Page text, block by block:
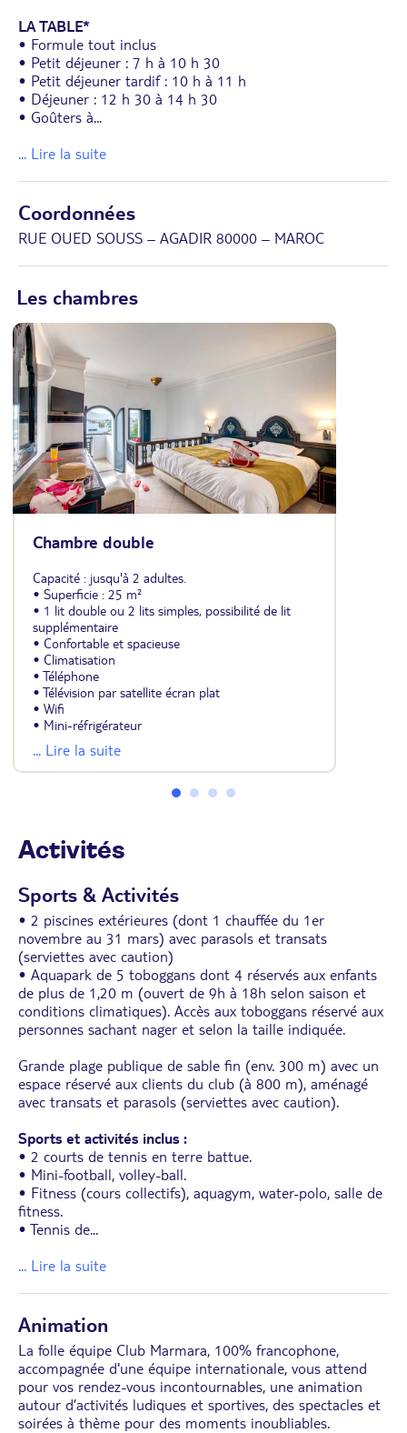
LA TABLE*
• Formule tout inclus
• Petit déjeuner : 7 h à 10 h 30
• Petit déjeuner tardif : 10 h à 11 h
• Déjeuner : 12 h 30 à 14 h 30
• Goûters à...
... Lire la suite
Coordonnées
RUE OUED SOUSS – AGADIR 80000 – MAROC
Les chambres
Chambre double
Capacité : jusqu'à 2 adultes.
• Superficie : 25 m²
• 1 lit double ou 2 lits simples, possibilité de lit
supplémentaire
• Confortable et spacieuse
• Climatisation
• Téléphone
• Télévision par satellite écran plat
• Wifi
• Mini-réfrigérateur
• Coffre-fort (payant)
• Carrelage
• Salle de douche avec sèche-cheveux
• Balcon ou terrasse (5 m²)
... Lire la suite
Activités
Sports & Activités
• 2 piscines extérieures (dont 1 chauffée du 1er
novembre au 31 mars) avec parasols et transats
(serviettes avec caution)
• Aquapark de 5 toboggans dont 4 réservés aux enfants
de plus de 1,20 m (ouvert de 9h à 18h selon saison et
conditions climatiques). Accès aux toboggans réservé aux
personnes sachant nager et selon la taille indiquée.
Grande plage publique de sable fin (env. 300 m) avec un
espace réservé aux clients du club (à 800 m), aménagé
avec transats et parasols (serviettes avec caution).
Sports et activités inclus :
• 2 courts de tennis en terre battue.
• Mini-football, volley-ball.
• Fitness (cours collectifs), aquagym, water-polo, salle de
fitness.
• Tennis de...
... Lire la suite
Animation
La folle équipe Club Marmara, 100% francophone,
accompagnée d'une équipe internationale, vous attend
pour vos rendez-vous incontournables, une animation
autour d’activités ludiques et sportives, des spectacles et
soirées à thème pour des moments inoubliables.